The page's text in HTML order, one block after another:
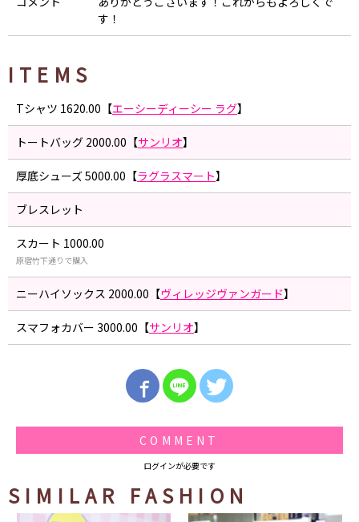
す！
ITEMS
Tシャツ 1620.00【エーシーディーシー ラグ】
トートバッグ 2000.00【サンリオ】
厚底シューズ 5000.00【ラグラスマート】
ブレスレット
スカート 1000.00
原宿竹下通りで購入
ニーハイソックス 2000.00【ヴィレッジヴァンガード】
スマフォカバー 3000.00【サンリオ】
COMMENT
ログインが必要です
SIMILAR FASHION